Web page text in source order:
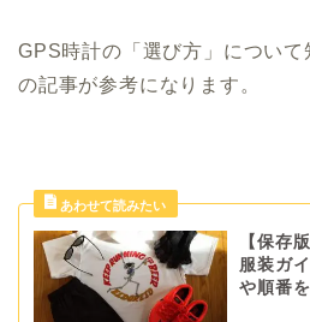
GPS時計の「選び方」について
の記事が参考になります。
【保存
服装ガ
や順番